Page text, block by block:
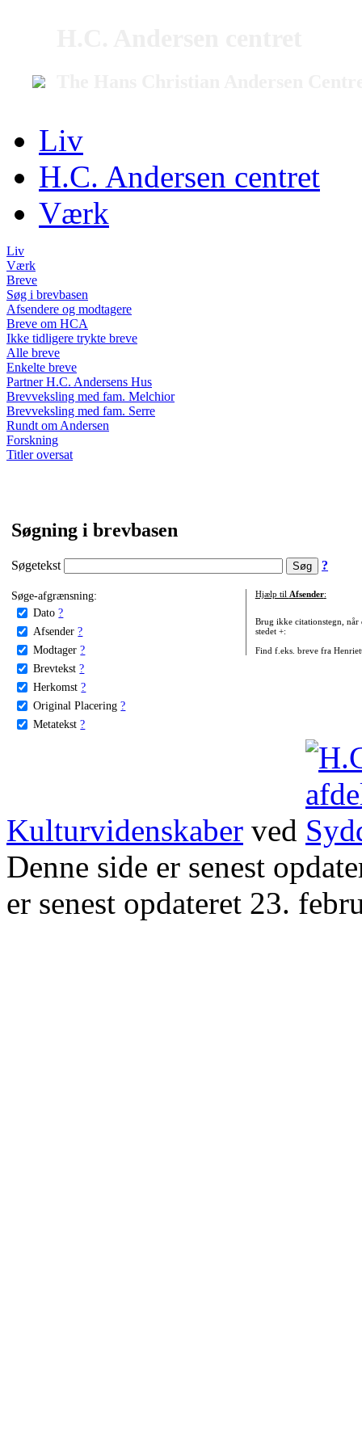
Liv
H.C. Andersen centret
Værk
Liv
Værk
Breve
Søg i brevbasen
Afsendere og modtagere
Breve om HCA
Ikke tidligere trykte breve
Alle breve
Enkelte breve
Partner H.C. Andersens Hus
Brevveksling med fam. Melchior
Brevveksling med fam. Serre
Rundt om Andersen
Forskning
Titler oversat
Søgning i brevbasen
Søgetekst ?
Søge-afgrænsning:
Dato ?
Afsender ?
Modtager ?
Brevtekst ?
Herkomst ?
Original Placering ?
Metatekst ?
Hjælp til Afsender:
Brug ikke citationstegn, når
stedet +:
Find f.eks. breve fra
Kulturvidenskaber ved
Denne side er senest
er senest opdateret 23.